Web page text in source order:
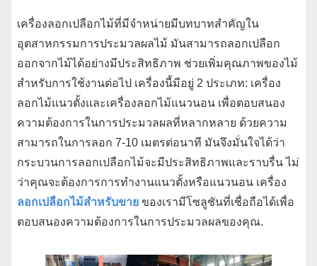
เครื่องลอกเปลือกไม้ที่มีจำหน่ายมีบทบาทสำคัญใน
อุตสาหกรรมการประมวลผลไม้ มันสามารถลอกเปลือก
ออกจากไม้ได้อย่างมีประสิทธิภาพ ช่วยเพิ่มคุณภาพของไม้
สำหรับการใช้งานต่อไป เครื่องนี้มีอยู่ 2 ประเภท: เครื่อง
ลอกไม้แนวตั้งและเครื่องลอกไม้แนวนอน เพื่อตอบสนอง
ความต้องการในการประมวลผลที่หลากหลาย ด้วยความ
สามารถในการลอก 7-10 เมตรต่อนาที มันจึงมั่นใจได้ว่า
กระบวนการลอกเปลือกไม้จะมีประสิทธิภาพและราบรื่น ไม่
ว่าคุณจะต้องการการทำงานแนวตั้งหรือแนวนอน เครื่อง
ลอกเปลือกไม้สำหรับขาย ของเรามีโซลูชันที่เชื่อถือได้เพื่อ
ตอบสนองความต้องการในการประมวลผลของคุณ.